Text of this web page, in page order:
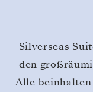
Silverseas
den
Alle